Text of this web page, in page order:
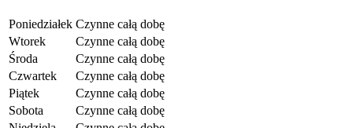
Poniedziałek Czynne całą dobę
Wtorek
Czynne całą dobę
Środa
Czynne całą dobę
Czwartek
Czynne całą dobę
Piątek
Czynne całą dobę
Sobota
Czynne całą dobę